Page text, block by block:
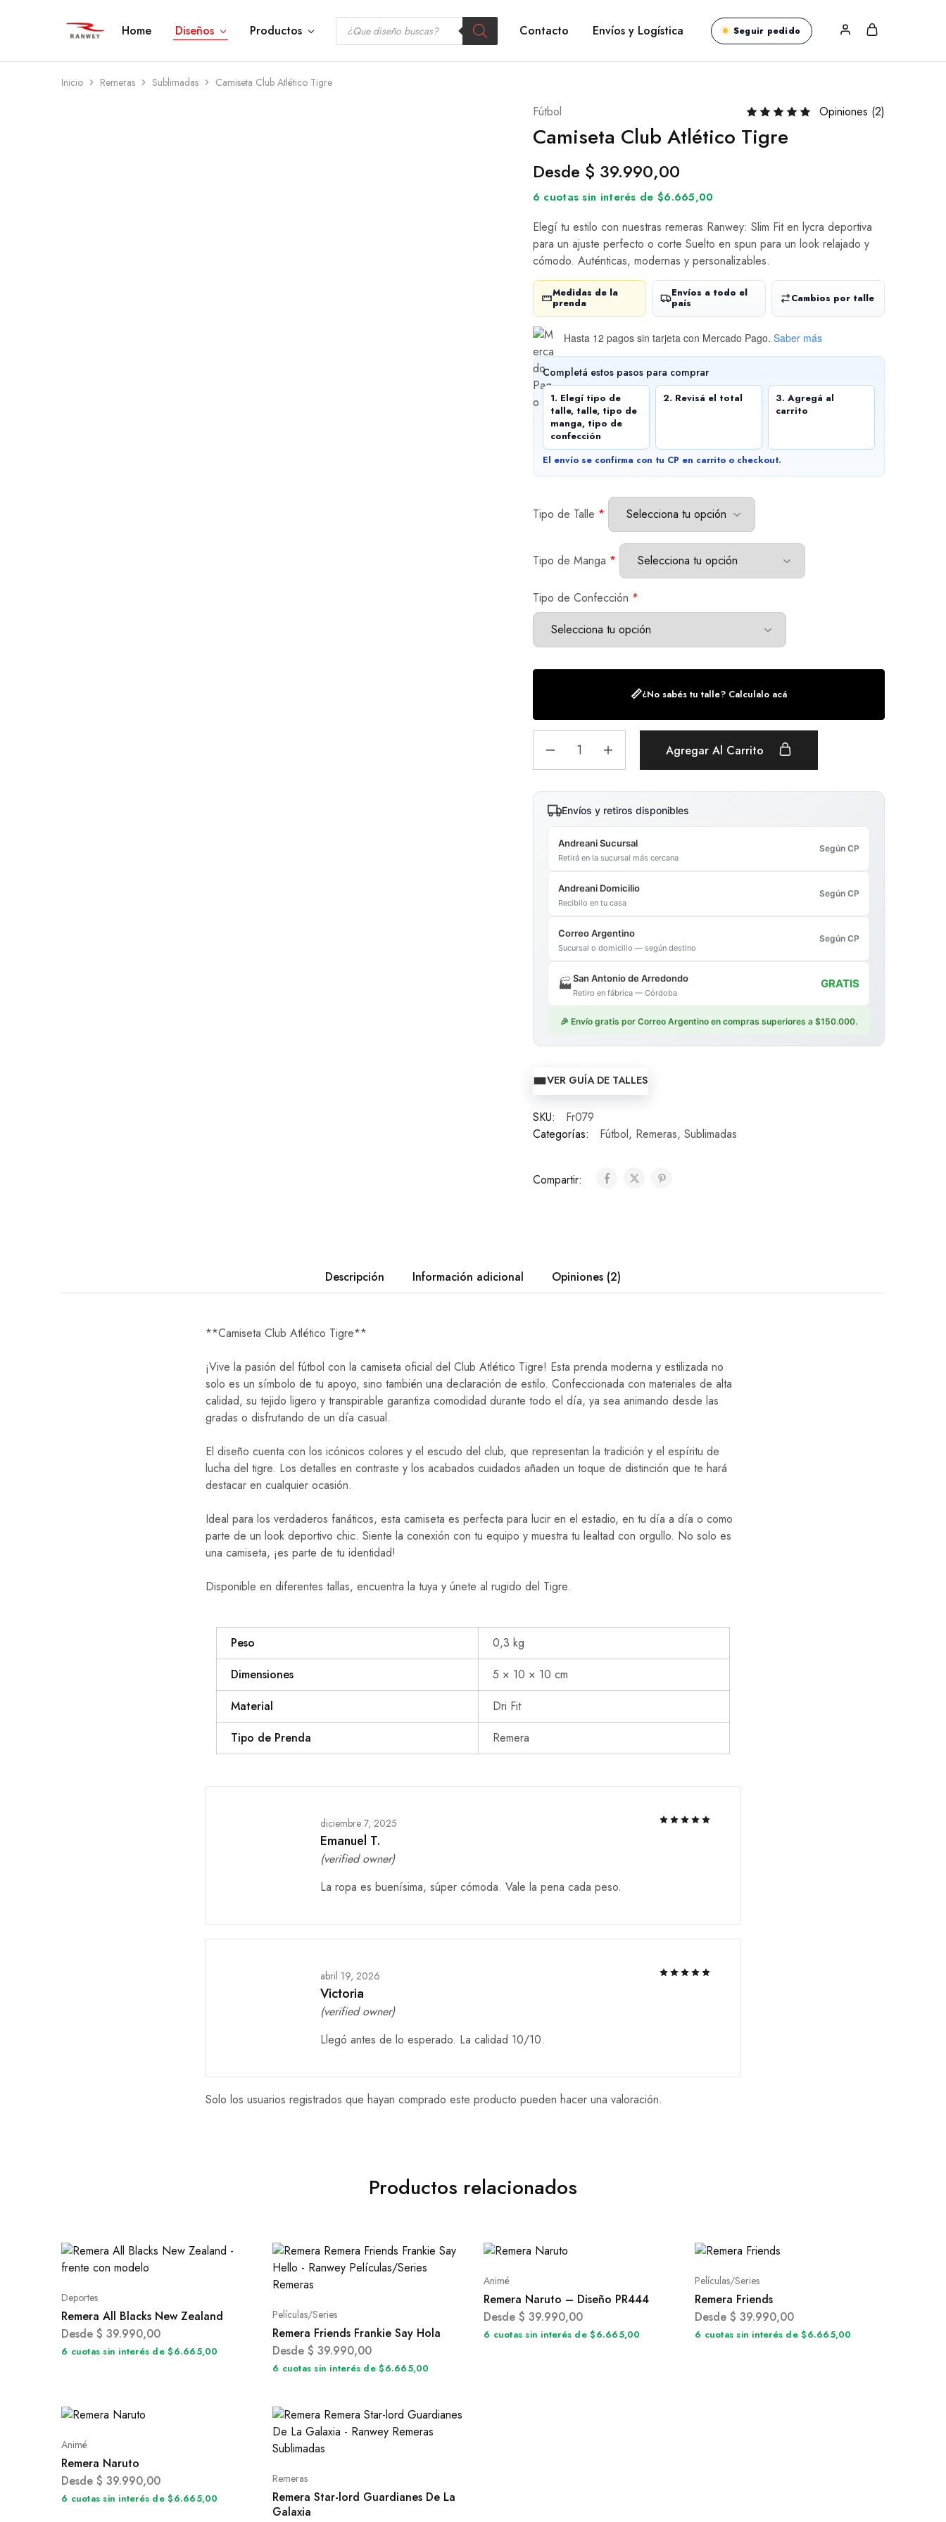
Ranwey
Tu
Tu
Diseño
Tu
Tu
—
Remeras,
Home Diseños Productos Contacto Envíos y Logística Seguir pedido
Inicio Remeras Sublimadas Camiseta Club Atlético Tigre
Fútbol Opiniones (2)
Camiseta Club Atlético Tigre
Desde $ 39.990,00
6 cuotas sin interés de $6.665,00
Elegí tu estilo con nuestras remeras Ranwey: Slim Fit en lycra deportiva
para un ajuste perfecto o corte Suelto en spun para un look relajado y
cómodo. Auténticas, modernas y personalizables.
Medidas de la
prenda
Envíos a todo el
país
Cambios por talle
Hasta 12 pagos sin tarjeta con Mercado Pago. Saber más
Completá estos pasos para comprar
1. Elegí tipo de
talle, talle, tipo de
manga, tipo de
confección
2. Revisá el total
3. Agregá al
carrito
El envío se confirma con tu CP en carrito o checkout.
Tipo de Talle *
Tipo de Manga *
Tipo de Confección *
📏¿No sabés tu talle? Calculalo acá
Agregar Al Carrito
Envíos y retiros disponibles
Andreani Sucursal
Retirá en la sucursal más cercana
Según CP
Andreani Domicilio
Recibilo en tu casa
Según CP
Correo Argentino
Sucursal o domicilio — según destino
Según CP
🏭San Antonio de Arredondo
Retiro en fábrica — Córdoba
GRATIS
🎉 Envío gratis por Correo Argentino en compras superiores a $150.000.
VER GUÍA DE TALLES
SKU:
Fr079
Categorías:
Fútbol, Remeras, Sublimadas
Compartir:
Descripción Información adicional Opiniones (2)
**Camiseta Club Atlético Tigre**
¡Vive la pasión del fútbol con la camiseta oficial del Club Atlético Tigre! Esta prenda moderna y estilizada no
solo es un símbolo de tu apoyo, sino también una declaración de estilo. Confeccionada con materiales de alta
calidad, su tejido ligero y transpirable garantiza comodidad durante todo el día, ya sea animando desde las
gradas o disfrutando de un día casual.
El diseño cuenta con los icónicos colores y el escudo del club, que representan la tradición y el espíritu de
lucha del tigre. Los detalles en contraste y los acabados cuidados añaden un toque de distinción que te hará
destacar en cualquier ocasión.
Ideal para los verdaderos fanáticos, esta camiseta es perfecta para lucir en el estadio, en tu día a día o como
parte de un look deportivo chic. Siente la conexión con tu equipo y muestra tu lealtad con orgullo. No solo es
una camiseta, ¡es parte de tu identidad!
Disponible en diferentes tallas, encuentra la tuya y únete al rugido del Tigre.
Peso
0,3 kg
Dimensiones
5 × 10 × 10 cm
Material
Dri Fit
Tipo de Prenda
Remera
diciembre 7, 2025
Emanuel T.
(verified owner)
La ropa es buenísima, súper cómoda. Vale la pena cada peso.
abril 19, 2026
Victoria
(verified owner)
Llegó antes de lo esperado. La calidad 10/10.
Solo los usuarios registrados que hayan comprado este producto pueden hacer una valoración.
Productos relacionados
Deportes
Remera All Blacks New Zealand
Desde $ 39.990,00
6 cuotas sin interés de $6.665,00
Películas/Series
Remera Friends Frankie Say Hola
Desde $ 39.990,00
6 cuotas sin interés de $6.665,00
Animé
Remera Naruto – Diseño PR444
Desde $ 39.990,00
6 cuotas sin interés de $6.665,00
Películas/Series
Remera Friends
Desde $ 39.990,00
6 cuotas sin interés de $6.665,00
Animé
Remera Naruto
Desde $ 39.990,00
6 cuotas sin interés de $6.665,00
Remeras
Remera Star-lord Guardianes De La
Galaxia